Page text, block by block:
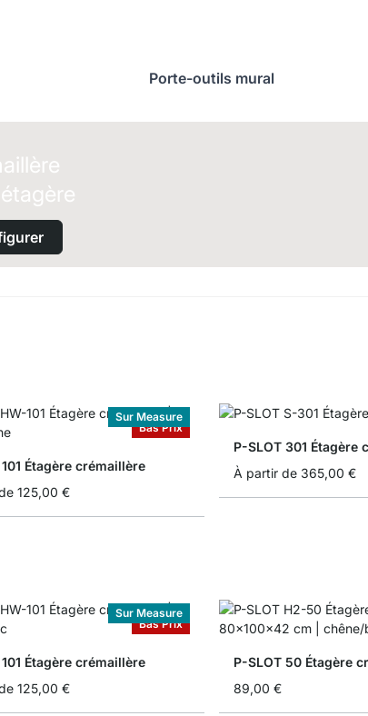
Porte-outils mural
Bas Prix
Sur Measure
Étagère crémaillère
125,00 €
P-SLOT 301 Étagère
À partir de 365,00 €
Bas Prix
Sur Measure
Étagère crémaillère
125,00 €
P-SLOT 50 Étagère
89,00 €